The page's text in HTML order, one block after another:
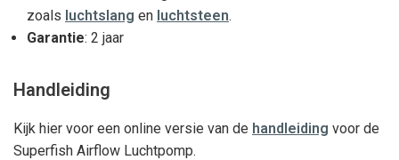
zoals luchtslang en luchtsteen.
Garantie: 2 jaar
Handleiding
Kijk hier voor een online versie van de handleiding voor de
Superfish Airflow Luchtpomp.